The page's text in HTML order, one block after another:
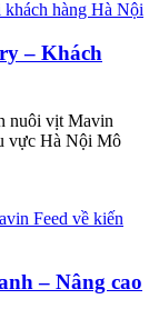
– Khách
nuôi vịt Mavin
vực Hà Nội Mô
– Nâng cao